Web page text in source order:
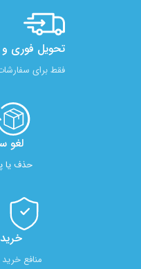
تحویل فوری و
فقط برای
لغو
حذف یا
خرید 100% ایمن
منافع خرید